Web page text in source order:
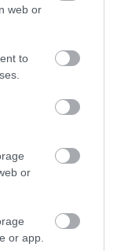
web or
to
or
or app.